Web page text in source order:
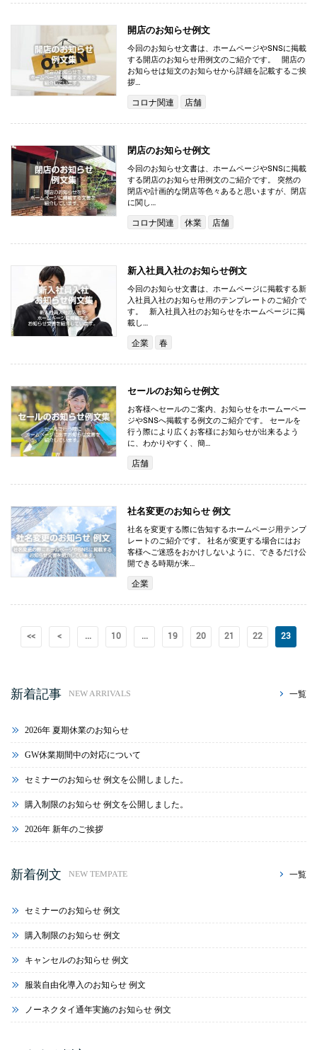
開店のお知らせ例文
今回のお知らせ文書は、ホームページやSNSに掲載
する開店のお知らせ用例文のご紹介です。 開店の
お知らせは短文のお知らせから詳細を記載するご挨
拶…
コロナ関連 店舗
閉店のお知らせ例文
今回のお知らせ文書は、ホームページやSNSに掲載
する閉店のお知らせ用例文のご紹介です。 突然の
閉店や計画的な閉店等色々あると思いますが、閉店
に関し…
コロナ関連 休業 店舗
新入社員入社のお知らせ例文
今回のお知らせ文書は、ホームページに掲載する新
入社員入社のお知らせ用のテンプレートのご紹介で
す。 新入社員入社のお知らせをホームページに掲
載し…
企業 春
セールのお知らせ例文
お客様へセールのご案内、お知らせをホームーペー
ジやSNSへ掲載する例文のご紹介です。 セールを
行う際により広くお客様にお知らせが出来るよう
に、わかりやすく、簡…
店舗
社名変更のお知らせ 例文
社名を変更する際に告知するホームページ用テンプ
レートのご紹介です。 社名が変更する場合にはお
客様へご迷惑をおかけしないように、できるだけ公
開できる時期が来…
企業
<< < ... 10 ... 19 20 21 22 23
新着記事 NEW ARRIVALS 一覧
2026年 夏期休業のお知らせ
GW休業期間中の対応について
セミナーのお知らせ 例文を公開しました。
購入制限のお知らせ 例文を公開しました。
2026年 新年のご挨拶
新着例文 NEW TEMPATE 一覧
セミナーのお知らせ 例文
購入制限のお知らせ 例文
キャンセルのお知らせ 例文
服装自由化導入のお知らせ 例文
ノーネクタイ通年実施のお知らせ 例文